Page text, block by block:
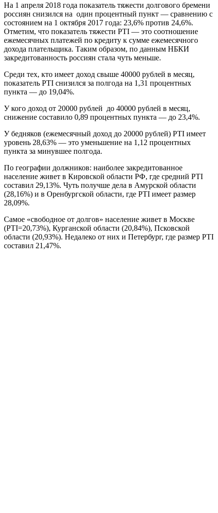
На 1 апреля 2018 года показатель тяжести долгового бремени
россиян снизился на один процентный пункт — сравнению с
состоянием на 1 октября 2017 года: 23,6% против 24,6%.
Отметим, что показатель тяжести PTI — это соотношение
ежемесячных платежей по кредиту к сумме ежемесячного
дохода плательщика. Таким образом, по данным НБКИ
закредитованность россиян стала чуть меньше.
Среди тех, кто имеет доход свыше 40000 рублей в месяц,
показатель PTI снизился за полгода на 1,31 процентных
пункта — до 19,04%.
У кого доход от 20000 рублей до 40000 рублей в месяц,
снижение составило 0,89 процентных пункта — до 23,4%.
У бедняков (ежемесячный доход до 20000 рублей) PTI имеет
уровень 28,63% — это уменьшение на 1,12 процентных
пункта за минувшее полгода.
По географии должников: наиболее закредитованное
население живет в Кировской области РФ, где средний PTI
составил 29,13%. Чуть получше дела в Амурской области
(28,16%) и в Оренбургской области, где PTI имеет размер
28,09%.
Самое «свободное от долгов» население живет в Москве
(PTI=20,73%), Курганской области (20,84%), Псковской
области (20,93%). Недалеко от них и Петербург, где размер PTI
составил 21,47%.